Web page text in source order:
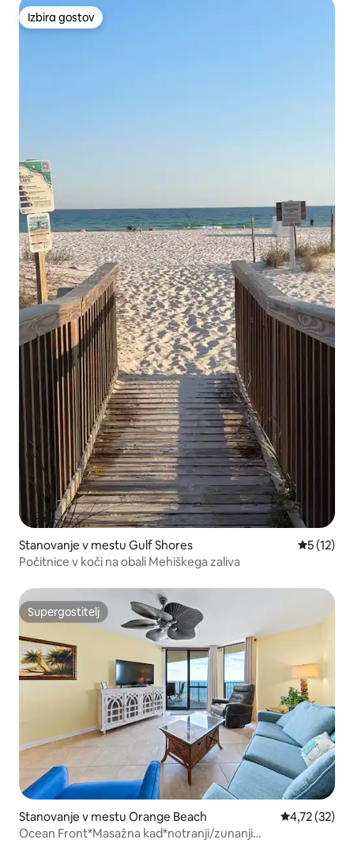
Izbira gostov
Izbira gostov
Stanovanje v mestu Gulf Shores
5 (12)
Počitnice v koči na obali Mehiškega zaliva
Supergostitelj
Supergostitelj
Stanovanje v mestu Orange Beach Povprečna
4,72 (32)
Ocean Front*Masažna kad*notranji/zunanji